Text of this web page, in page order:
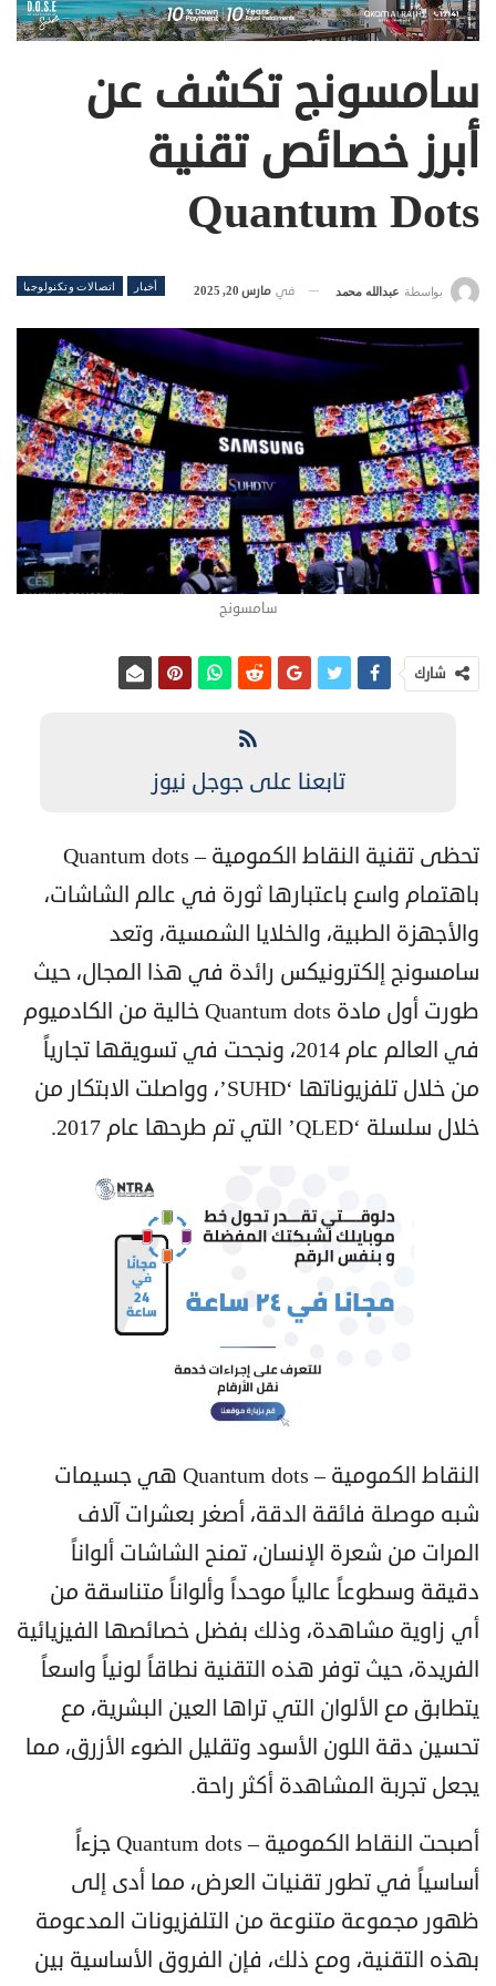
سامسونج تكشف عن
أبرز خصائص تقنية
Quantum Dots
أخبار اتصالات وتكنولوجيا بواسطة عبدالله محمد في مارس 20, 2025
سامسونج
شارك
تابعنا على جوجل نيوز
تحظى تقنية النقاط الكمومية – Quantum dots
باهتمام واسع باعتبارها ثورة في عالم الشاشات،
والأجهزة الطبية، والخلايا الشمسية، وتعد
سامسونج إلكترونيكس رائدة في هذا المجال، حيث
طورت أول مادة Quantum dots خالية من الكادميوم
في العالم عام 2014، ونجحت في تسويقها تجارياً
من خلال تلفزيوناتها ‘SUHD’، وواصلت الابتكار من
خلال سلسلة ‘QLED’ التي تم طرحها عام 2017.
النقاط الكمومية – Quantum dots هي جسيمات
شبه موصلة فائقة الدقة، أصغر بعشرات آلاف
المرات من شعرة الإنسان، تمنح الشاشات ألواناً
دقيقة وسطوعاً عالياً موحداً وألواناً متناسقة من
أي زاوية مشاهدة، وذلك بفضل خصائصها الفيزيائية
الفريدة، حيث توفر هذه التقنية نطاقاً لونياً واسعاً
يتطابق مع الألوان التي تراها العين البشرية، مع
تحسين دقة اللون الأسود وتقليل الضوء الأزرق، مما
يجعل تجربة المشاهدة أكثر راحة.
أصبحت النقاط الكمومية – Quantum dots جزءاً
أساسياً في تطور تقنيات العرض، مما أدى إلى
ظهور مجموعة متنوعة من التلفزيونات المدعومة
بهذه التقنية، ومع ذلك، فإن الفروق الأساسية بين